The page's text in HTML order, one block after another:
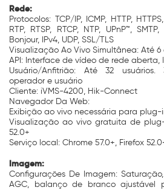
Rede:
Protocolos: TCP/IP, ICMP, HTTP,
RTP, RTSP, RTCP, NTP, UPnP™,
Bonjour, IPv4, UDP, SSL/TLS
Visualização Ao Vivo Simultânea: Até 6
API: Interface de vídeo de rede aberta,
Usuário/Anfitrião: Até 32 usuários.
operador e usuário
Cliente: iVMS-4200, Hik-Connect
Navegador Da Web:
Exibição ao vivo necessária para plug-
Visualização ao vivo gratuita de plug-
52.0+
Serviço local: Chrome 57.0+, Firefox
Imagem:
Configurações De Imagem:
AGC, balanço de branco ajustável